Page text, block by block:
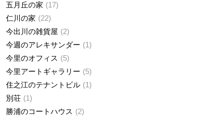
五月丘の家
17
仁川の家
22
今出川の雑貨屋
2
今週のアレキサンダー
1
今里のオフィス
5
今里アートギャラリー
5
住之江のテナントビル
1
別荘
1
勝浦のコートハウス
2